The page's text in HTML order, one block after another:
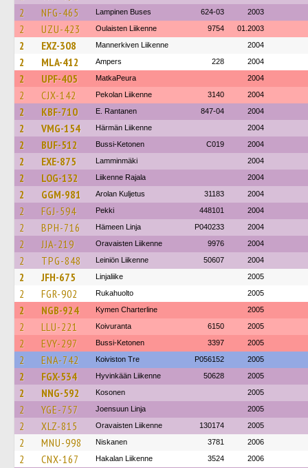
2 NFG-465 Lampinen Buses 624-03 2003
2 UZU-423 Oulaisten Liikenne 9754 01.2003
2 EXZ-308 Mannerkiven Liikenne 2004
2 MLA-412 Ampers 228 2004
2 UPF-405 MatkaPeura 2004
2 CJX-142 Pekolan Liikenne 3140 2004
2 KBF-710 E. Rantanen 847-04 2004
2 VMG-154 Härmän Liikenne 2004
2 BUF-512 Bussi-Ketonen C019 2004
2 EXE-875 Lamminmäki 2004
2 LOG-132 Liikenne Rajala 2004
2 GGM-981 Arolan Kuljetus 31183 2004
2 FGJ-594 Pekki 448101 2004
2 BPH-716 Hämeen Linja P040233 2004
2 JJA-219 Oravaisten Liikenne 9976 2004
2 TPG-848 Leiniön Liikenne 50607 2004
2 JFH-675 Linjaliike 2005
2 FGR-902 Rukahuolto 2005
2 NGB-924 Kymen Charterline 2005
2 LLU-221 Koivuranta 6150 2005
2 EVY-297 Bussi-Ketonen 3397 2005
2 ENA-742 Koiviston Tre P056152 2005
2 FGX-534 Hyvinkään Liikenne 50628 2005
2 NNG-592 Kosonen 2005
2 YGE-757 Joensuun Linja 2005
2 XLZ-815 Oravaisten Liikenne 130174 2005
2 MNU-998 Niskanen 3781 2006
2 CNX-167 Hakalan Liikenne 3524 2006